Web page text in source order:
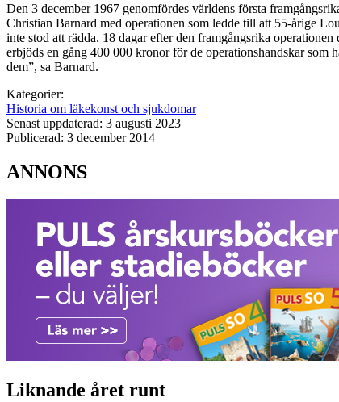
Den 3 december 1967 genomfördes världens första
Christian Barnard med operationen som ledde till att 55-årige
inte stod att rädda. 18 dagar efter den framgångsrika
erbjöds en gång 400 000 kronor för de operationshandskar som
dem”, sa Barnard.
Kategorier:
Historia om läkekonst och sjukdomar
Senast uppdaterad: 3 augusti 2023
Publicerad: 3 december 2014
ANNONS
Liknande året runt